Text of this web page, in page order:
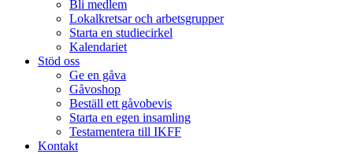
Bli medlem
Lokalkretsar och arbetsgrupper
Starta en studiecirkel
Kalendariet
Stöd oss
Ge en gåva
Gåvoshop
Beställ ett gåvobevis
Starta en egen insamling
Testamentera till IKFF
Kontakt